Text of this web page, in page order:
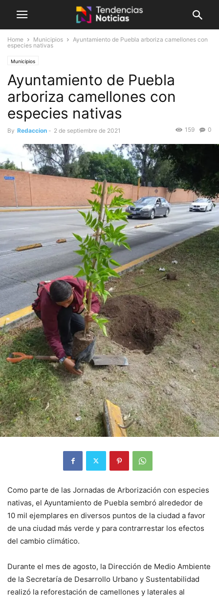
Home Municipios
Ayuntamiento de Puebla arboriza camellones con
especies nativas
Municipios
Ayuntamiento de Puebla
arboriza camellones con
especies nativas
By Redaccion - 2 de septiembre de 2021 0
159
Como parte de las Jornadas de Arborización con especies
nativas, el Ayuntamiento de Puebla sembró alrededor de
10 mil ejemplares en diversos puntos de la ciudad a favor
de una ciudad más verde y para contrarrestar los efectos
del cambio climático.
Durante el mes de agosto, la Dirección de Medio Ambiente
de la Secretaría de Desarrollo Urbano y Sustentabilidad
realizó la reforestación de camellones y laterales al